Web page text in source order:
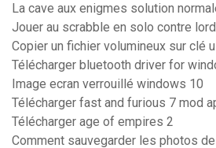
La cave aux enigmes solution
Jouer au scrabble en solo contre
Copier un fichier volumineux sur clé
Télécharger bluetooth driver for
Image ecran verrouillé windows 10
Télécharger fast and furious 7 mod
Télécharger age of empires 2
Comment sauvegarder les photos